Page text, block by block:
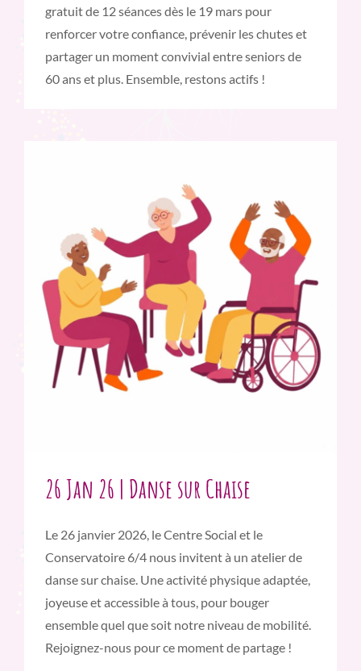
gratuit de 12 séances dès le 19 mars pour
renforcer votre confiance, prévenir les chutes et
partager un moment convivial entre seniors de
60 ans et plus. Ensemble, restons actifs !
26 Jan 26 | Danse sur Chaise
Le 26 janvier 2026, le Centre Social et le
Conservatoire 6/4 nous invitent à un atelier de
danse sur chaise. Une activité physique adaptée,
joyeuse et accessible à tous, pour bouger
ensemble quel que soit notre niveau de mobilité.
Rejoignez-nous pour ce moment de partage !